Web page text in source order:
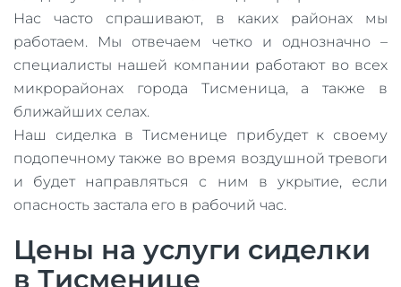
Нас часто спрашивают, в каких районах мы
работаем. Мы отвечаем четко и однозначно –
специалисты нашей компании работают во всех
микрорайонах города Тисменица, а также в
ближайших селах.
Наш сиделка в Тисменице прибудет к своему
подопечному также во время воздушной тревоги
и будет направляться с ним в укрытие, если
опасность застала его в рабочий час.
Цены на услуги сиделки
в Тисменице